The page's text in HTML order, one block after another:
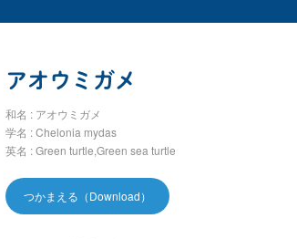
アオウミガメ
和名 : アオウミガメ
学名 : Chelonia mydas
英名 : Green turtle,Green sea turtle
つかまえる（Download）